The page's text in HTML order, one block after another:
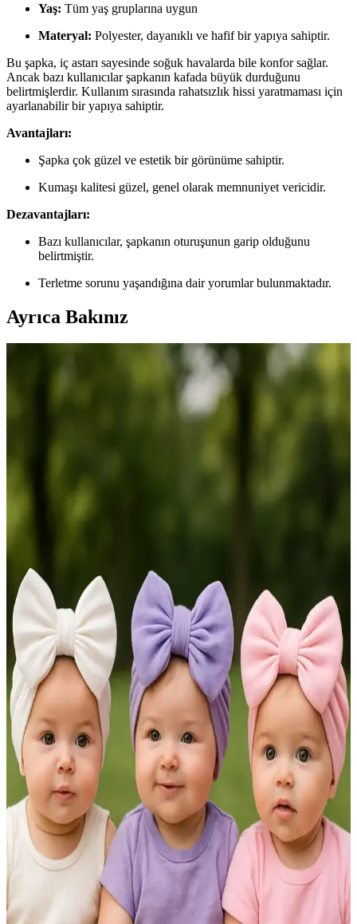
Yaş: Tüm yaş gruplarına uygun
Materyal: Polyester, dayanıklı ve hafif bir yapıya sahiptir.
Bu şapka, iç astarı sayesinde soğuk havalarda bile konfor sağlar.
Ancak bazı kullanıcılar şapkanın kafada büyük durduğunu
belirtmişlerdir. Kullanım sırasında rahatsızlık hissi yaratmaması için
ayarlanabilir bir yapıya sahiptir.
Avantajları:
Şapka çok güzel ve estetik bir görünüme sahiptir.
Kumaşı kalitesi güzel, genel olarak memnuniyet vericidir.
Dezavantajları:
Bazı kullanıcılar, şapkanın oturuşunun garip olduğunu
belirtmiştir.
Terletme sorunu yaşandığına dair yorumlar bulunmaktadır.
Ayrıca Bakınız
ENİA BABY Düz Renk Fiyonklu Bebek Bonesi Seti
Konfor ve Şıklık Sunar
ENİA BABY'nin renkli ve şık bebek bonesi seti, hafif ve nefes
alabilir viskon malzemesiyle bebeklerin rahatlığı ve tarzını bir arada
SeherBebeButik Renkli Fırfır Bone Çocuklar İçin
Konforlu ve Şık Tasarım
SeherBebeButik'in renkli fırfır bone, pamuklu ve esnek yapısıyla
Stradivarius Şapka Modelleri: Kalite ve Stil ile
Modern Aksesuar Seçenekleri
Stradivarius şapkalar, genç ve dinamik tasarımlarıyla her mevsim
şıklık ve konfor sunar. Kova, fedora, bere ve hasır modellerle
stilinizi tamamlayın, doğru bakım ile uzun ömürlü kullanım sağlayın.
Bağlamalı Bucket Şapka: Şıklık ve Fonksiyonelliği
Bir Arada Sunan Moda Aksesuarı
Bağlamalı bucket şapka, estetik bağlama detayı ve geniş kenarıyla
güneşten korur, farklı stillere uyum sağlar. Pamuklu, su geçirmez ve
hasır seçenekleriyle konfor sunar.
Haşema Şapkası: Güneş Koruması ve Şıklığı Bir
Arada Sunan Modern Başlıklar
Haşema şapkaları, güneş koruması, saç bakımı ve konforu bir arada
sunar. Farklı modelleriyle su sporları ve günlük kullanımda modern
kadınların vazgeçilmezi oluyor.
Krem Rengi Şapka: Zarif ve Çok Yönlü Stil